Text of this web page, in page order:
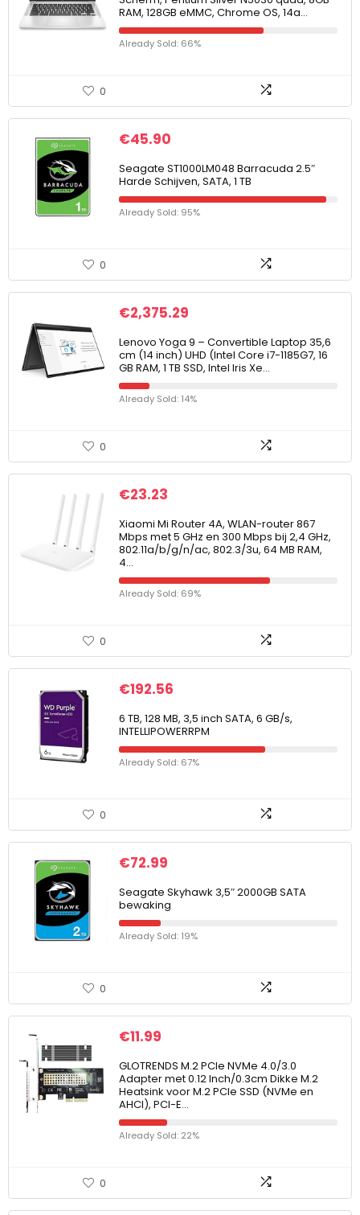
RAM, 128GB eMMC, Chrome OS, 14a…
Already Sold: 66%
0
€45.90
Seagate ST1000LM048 Barracuda 2.5″
Harde Schijven, SATA, 1 TB
Already Sold: 95%
0
€2,375.29
Lenovo Yoga 9 – Convertible Laptop 35,6
cm (14 inch) UHD (Intel Core i7-1185G7, 16
GB RAM, 1 TB SSD, Intel Iris Xe…
Already Sold: 14%
0
€23.23
Xiaomi Mi Router 4A, WLAN-router 867
Mbps met 5 GHz en 300 Mbps bij 2,4 GHz,
802.11a/b/g/n/ac, 802.3/3u, 64 MB RAM,
4…
Already Sold: 69%
0
€192.56
6 TB, 128 MB, 3,5 inch SATA, 6 GB/s,
INTELLIPOWERRPM
Already Sold: 67%
0
€72.99
Seagate Skyhawk 3,5″ 2000GB SATA
bewaking
Already Sold: 19%
0
€11.99
GLOTRENDS M.2 PCIe NVMe 4.0/3.0
Adapter met 0.12 Inch/0.3cm Dikke M.2
Heatsink voor M.2 PCIe SSD (NVMe en
AHCI), PCI-E…
Already Sold: 22%
0